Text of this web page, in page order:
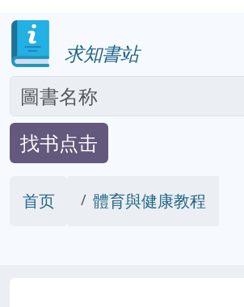
求知書站
找书点击
首页 體育與健康教程